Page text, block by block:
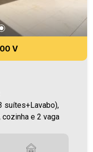
V
suítes+Lavabo),
e 2 vaga